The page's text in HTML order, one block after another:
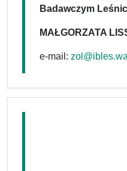
Badawczym
MAŁGORZATA
e-mail: